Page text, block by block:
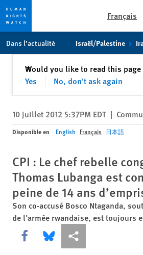
toto
content
Français
Dans l’actualité Israël/Palestine
Would you like to read this
Yes
No, don't ask again
✕Fermer
10 juillet 2012 5:37PM EDT |
Disponible en English Français 日本語
CPI : Le chef rebelle
Thomas Lubanga est
peine de 14 ans
Son co-accusé Bosco Ntaganda,
de l’armée rwandaise, est toujours
Share this via Facebook
Share this via Bluesky
Share this via